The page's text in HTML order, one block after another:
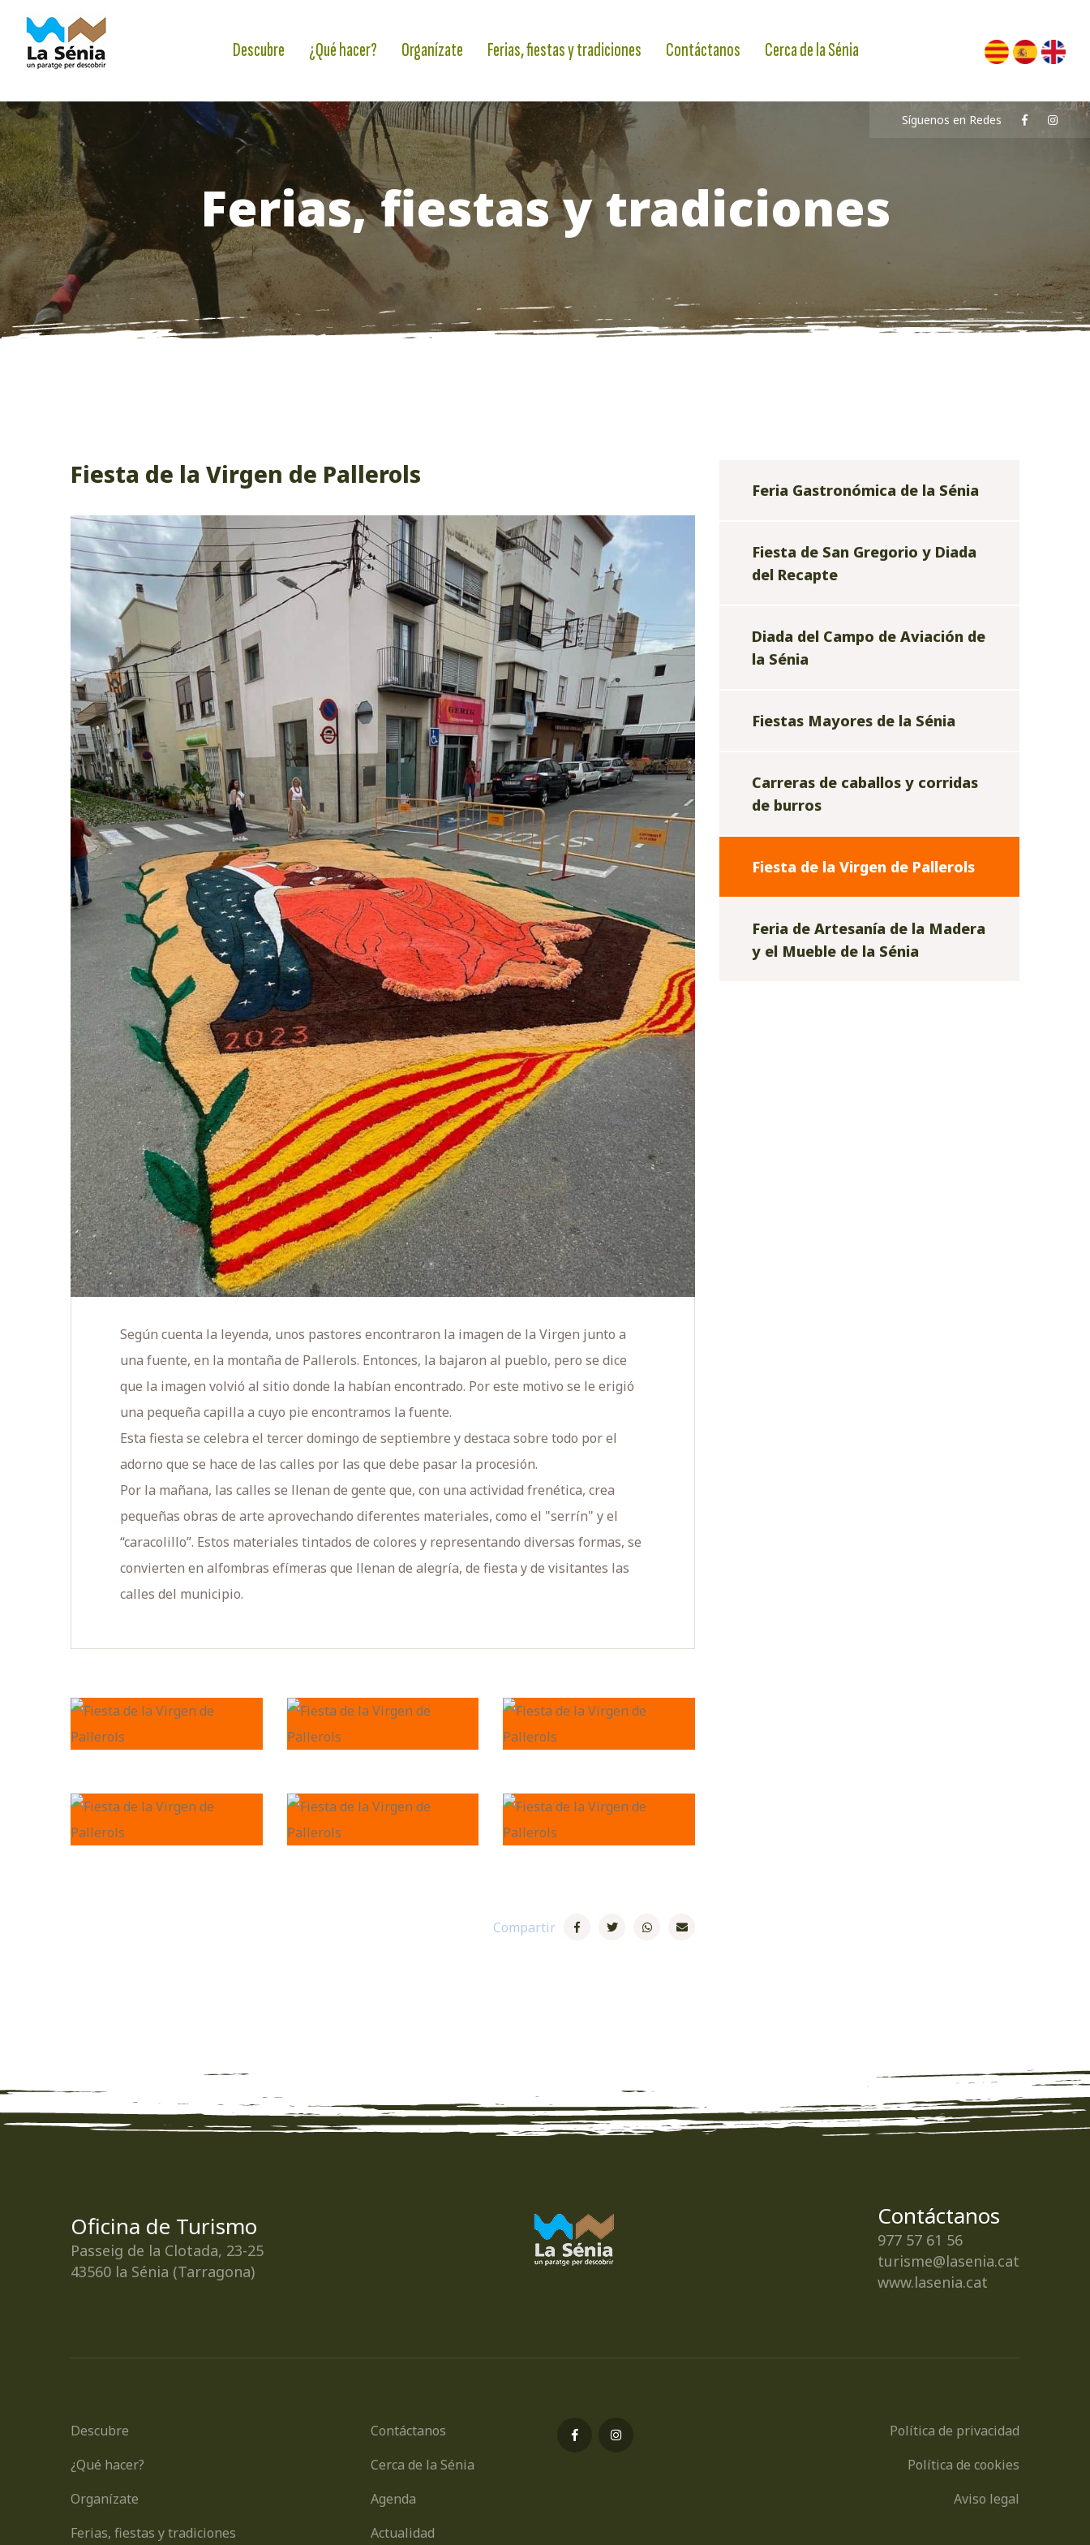
Descubre ¿Qué hacer? Organízate Ferias, fiestas y tradiciones Contáctanos Cerca de la Sénia
Ferias, fiestas y tradiciones
Síguenos en Redes
Fiesta de la Virgen de Pallerols
Según cuenta la leyenda, unos pastores encontraron la imagen de la Virgen junto a
una fuente, en la montaña de Pallerols. Entonces, la bajaron al pueblo, pero se dice
que la imagen volvió al sitio donde la habían encontrado. Por este motivo se le erigió
una pequeña capilla a cuyo pie encontramos la fuente.
Esta fiesta se celebra el tercer domingo de septiembre y destaca sobre todo por el
adorno que se hace de las calles por las que debe pasar la procesión.
Por la mañana, las calles se llenan de gente que, con una actividad frenética, crea
pequeñas obras de arte aprovechando diferentes materiales, como el "serrín" y el
“caracolillo”. Estos materiales tintados de colores y representando diversas formas, se
convierten en alfombras efímeras que llenan de alegría, de fiesta y de visitantes las
calles del municipio.
Compartir
Feria Gastronómica de la Sénia
Fiesta de San Gregorio y Diada
del Recapte
Diada del Campo de Aviación de
la Sénia
Fiestas Mayores de la Sénia
Carreras de caballos y corridas
de burros
Fiesta de la Virgen de Pallerols
Feria de Artesanía de la Madera
y el Mueble de la Sénia
Oficina de Turismo
Passeig de la Clotada, 23-25
43560 la Sénia (Tarragona)
Contáctanos
977 57 61 56
turisme@lasenia.cat
www.lasenia.cat
Descubre
¿Qué hacer?
Organízate
Ferias, fiestas y tradiciones
Contáctanos
Cerca de la Sénia
Agenda
Actualidad
Política de privacidad
Política de cookies
Aviso legal